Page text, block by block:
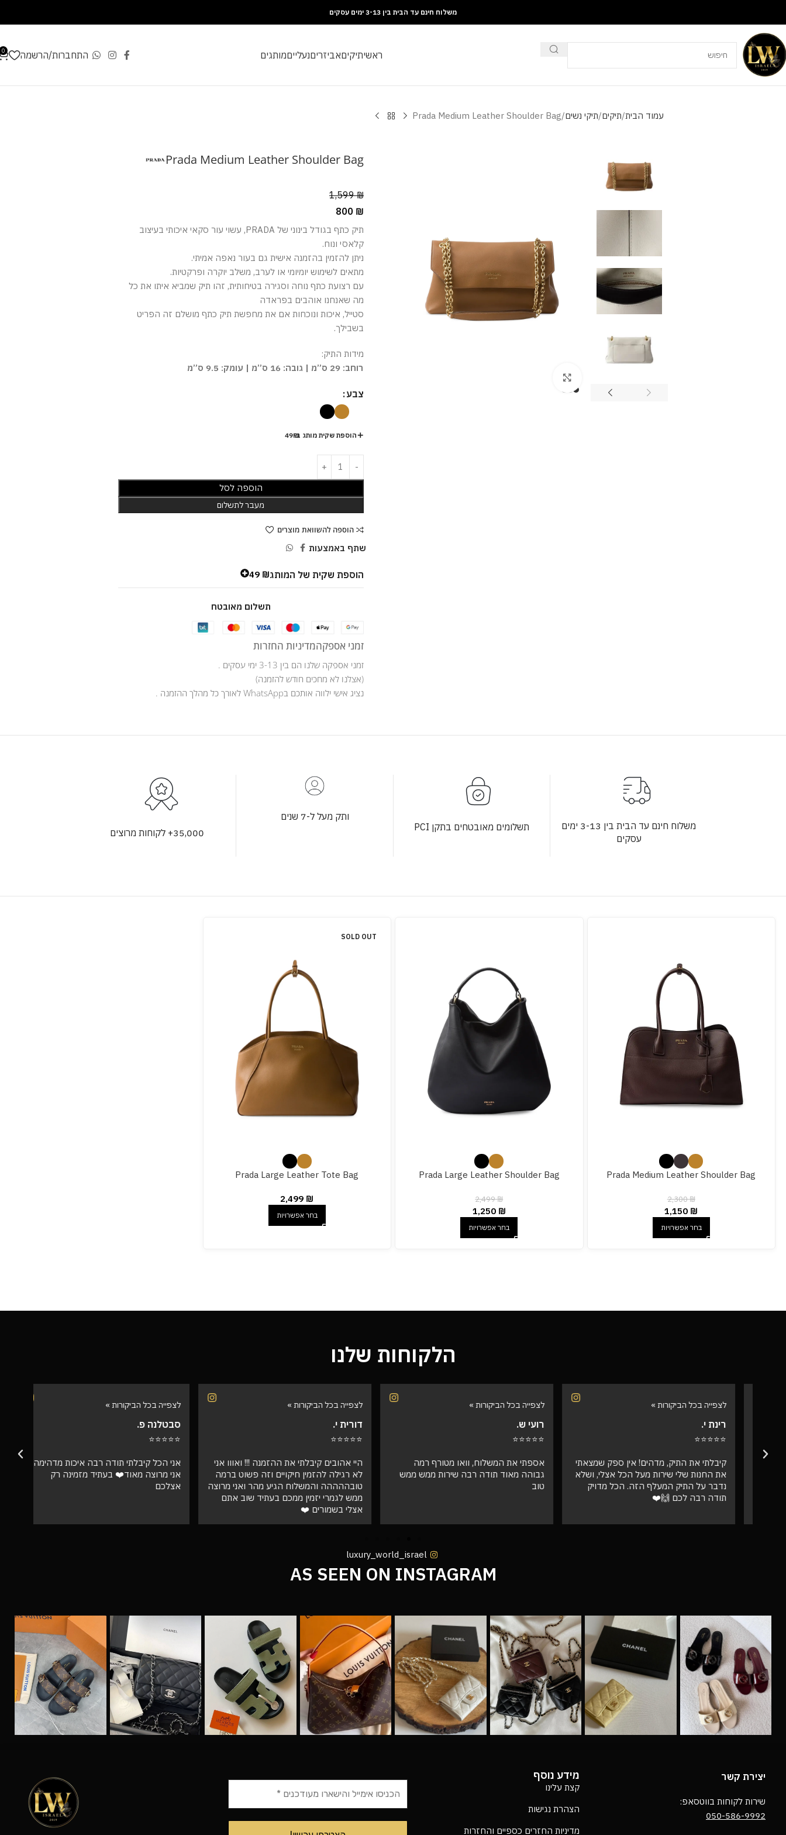
משלוח חינם עד הבית בין 3-13 ימים עסקים
ראשיתיקיםאביזריםנעלייםמותגים התחברות/הרשמה 0
עמוד הבית תיקים תיקי נשים Prada Medium Leather Shoulder Bag
Prada Medium Leather Shoulder Bag
1,599₪
800 ₪
תיק כתף בגודל בינוני של PRADA, עשוי עור סקאי איכותי בעיצוב
קלאסי ונוח.
ניתן להזמין בהזמנה אישית גם בעור נאפה אמיתי.
מתאים לשימוש יומיומי או לערב, משלב יוקרה ופרקטיות.
עם רצועת כתף נוחה וסגירה בטיחותית, זהו תיק שמביא איתו את כל
מה שאנחנו אוהבים בפראדה
סטייל, איכות ונוכחות אם את מחפשת תיק כתף מושלם זה הפריט
בשבילך.
מידות התיק:
רוחב: 29 ס”מ | גובה: 16 ס”מ | עומק: 9.5 ס”מ
צבע
הוספת שקית מותג ב-49₪
הוספה לסל
מעבר לתשלום
הוספה להשוואת מוצרים
שתף באמצעות
הוספת שקית של המותג 49 ₪
תשלום מאובטח
זמני אספקהמדיניות החזרות
זמני אספקה שלנו הם בין 3-13 ימי עסקים .
(אצלנו לא מחכים חודש להזמנה)
נציג אישי ילווה אותכם בWhatsApp לאורך כל מהלך ההזמנה .
משלוח חינם עד הבית בין 3-13 ימים
עסקים
תשלומים מאובטחים בתקן PCI
ותק מעל ל-7 שנים
35,000+ לקוחות מרוצים
Prada Medium Leather Shoulder Bag
2,300₪
1,150 ₪
בחר אפשרויות
Prada Large Leather Shoulder Bag
2,499₪
1,250 ₪
בחר אפשרויות
SOLD OUT
Prada Large Leather Tote Bag
2,499 ₪
בחר אפשרויות
הלקוחות שלנו
לצפייה בכל הביקורות »
רינת י.
⭐⭐⭐⭐⭐
קיבלתי את התיק, מדהים! אין ספק שמצאתי
את החנות שלי שירות מעל הכל אצלי, ושלא
נדבר על התיק המעלף הזה. הכל מדויק
תודה רבה לכם 🙌❤️
לצפייה בכל הביקורות »
רועי ש.
⭐⭐⭐⭐⭐
אספתי את המשלוח, וואו מטורף רמה
גבוהה מאוד תודה רבה שירות ממש ממש
לצפייה בכל הביקורות »
דורית י.
⭐⭐⭐⭐⭐
היי אהובים קיבלתי את ההזמנה !!! ואווו אני
לא רגילה להזמין חיקויים וזה פשוט ברמה
טובההההה והמשלוח הגיע מהר ואני מרוצה
ממש לגמרי יזמין ממכם בעתיד שוב אתם
אצלי בשמורים ❤️
לצפייה בכל הביקורות »
סבטלנה פ.
⭐⭐⭐⭐⭐
אני הכל קיבלתי תודה רבה איכות מדהימה
אני מרוצה מאוד❤️ בעתיד מזמינה רק
אצלכם
luxury_world_israel
AS SEEN ON INSTAGRAM
יצירת קשר
שירות לקוחות בווטסאפ:
050-586-9992
מידע נוסף
קצת עלינו
הצהרת נגישות
מדיניות החזרים כספיים והחזרות